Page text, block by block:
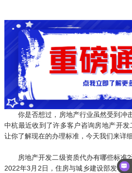
你是否想过，房地产行业虽然受到冲
中杭最近收到了许多客户咨询房地产开
让你了解现在的办理标准，今天我们来详细
房地产开发二级资质代办有哪些标准?
2022年3月2日，住房与城乡建设部发布了